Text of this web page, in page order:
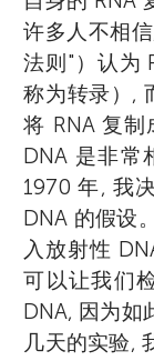
许多人不相
法则"）认为
称为转录）,
将 RNA 复
DNA 是非常
1970 年, 我
DNA 的假设
入放射性
可以让我们
DNA, 因为如
几天的实验,